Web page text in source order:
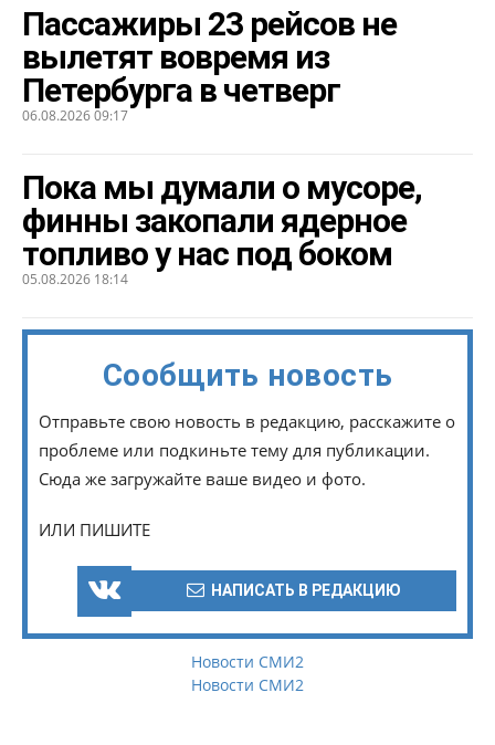
Пассажиры 23 рейсов не
вылетят вовремя из
Петербурга в четверг
06.08.2026 09:17
Пока мы думали о мусоре,
финны закопали ядерное
топливо у нас под боком
05.08.2026 18:14
Сообщить новость
Отправьте свою новость в редакцию, расскажите о
проблеме или подкиньте тему для публикации.
Сюда же загружайте ваше видео и фото.
ИЛИ ПИШИТЕ
НАПИСАТЬ В РЕДАКЦИЮ
Новости СМИ2
Новости СМИ2